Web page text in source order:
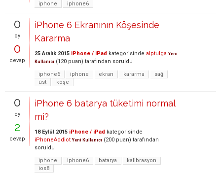
iphone
iphone6
0
oy
0
cevap
iPhone 6 Ekranının Köşesinde
Kararma
25 Aralık 2015 iPhone / iPad kategorisinde alptulga Yeni
Kullanıcı (120 puan) tarafından soruldu
iphone6
iphone ekran kararma
sağ
üst
köşe
0
oy
2
cevap
iPhone 6 batarya tüketimi normal
mi?
18 Eylül 2015 iPhone / iPad kategorisinde
iPhoneAddict Yeni Kullanıcı (200 puan) tarafından
soruldu
iphone
iphone6 batarya
kalibrasyon
ios8